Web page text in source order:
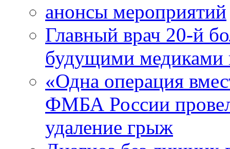
анонсы мероприятий
Главный врач 20-й
будущими медиками
«Одна операция
ФМБА России
удаление грыж